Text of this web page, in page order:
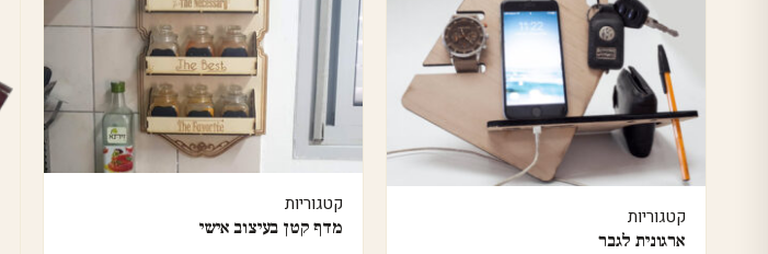
קטגוריות
ארגונית לגבר
קטגוריות
מדף קטן בעיצוב אישי